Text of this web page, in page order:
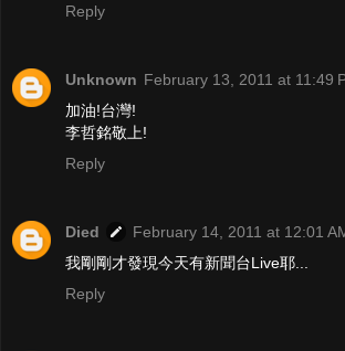
Reply
Unknown February 13, 2011 at 11:49
加油!台灣!
李哲銘敬上!
Reply
Died
February 14, 2011 at 12:01
我剛剛才發現今天有新聞台Live耶...
Reply